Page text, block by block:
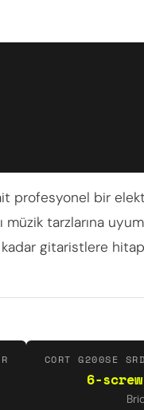
profesyonel bir
tarzlarına uyum
gitaristlere
CORT G200SE
6-